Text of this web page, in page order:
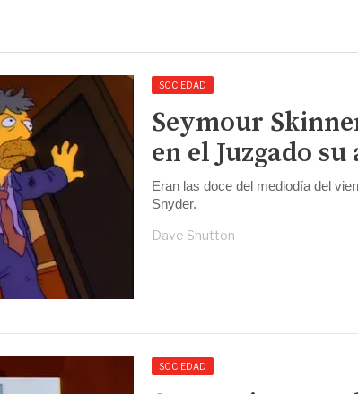
SOCIEDAD
Seymour
en el Juzgado
Eran las doce del mediodía del
Snyder.
Dave Shutton
SOCIEDAD